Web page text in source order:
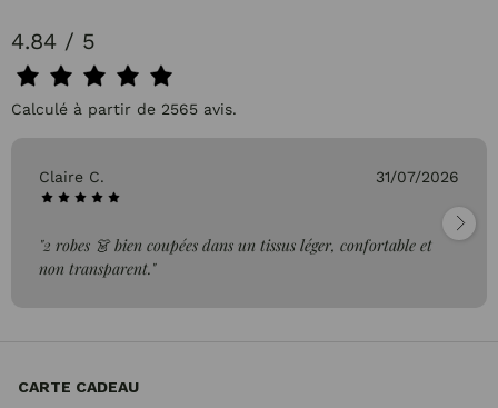
4.84 / 5
Calculé à partir de 2565 avis.
Claire C. 31/07/2026
"2 robes 👗 bien coupées dans un tissus léger, confortable et
non transparent."
CARTE CADEAU